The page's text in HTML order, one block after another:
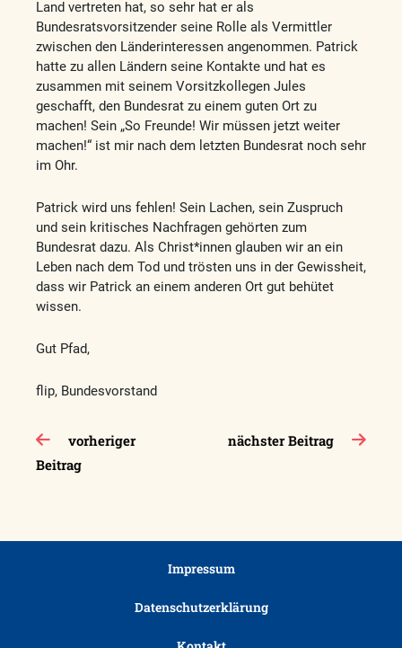
Land vertreten hat, so sehr hat er als
Bundesratsvorsitzender seine Rolle als Vermittler
zwischen den Länderinteressen angenommen. Patrick
hatte zu allen Ländern seine Kontakte und hat es
zusammen mit seinem Vorsitzkollegen Jules
geschafft, den Bundesrat zu einem guten Ort zu
machen! Sein „So Freunde! Wir müssen jetzt weiter
machen!“ ist mir nach dem letzten Bundesrat noch sehr
im Ohr.
Patrick wird uns fehlen! Sein Lachen, sein Zuspruch
und sein kritisches Nachfragen gehörten zum
Bundesrat dazu. Als Christ*innen glauben wir an ein
Leben nach dem Tod und trösten uns in der Gewissheit,
dass wir Patrick an einem anderen Ort gut behütet
wissen.
Gut Pfad,
flip, Bundesvorstand
Beitragsnavigation
vorheriger
Beitrag
nächster Beitrag
Impressum
Datenschutzerklärung